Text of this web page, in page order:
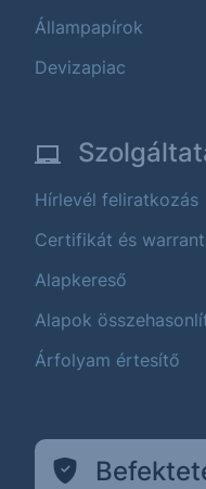
Állampapírok
Devizapiac
Hírlevél feliratkozás
Certifikát és
Alapkereső
Alapok
Árfolyam értesítő